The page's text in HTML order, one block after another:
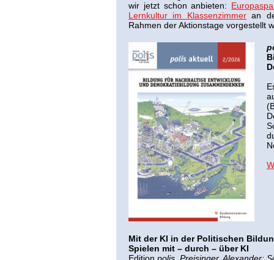
wir jetzt schon anbieten:
Lernkultur im Klassenzimmeran
Rahmen der Aktionstage vorgestellt
Mit der KI in der Politischen
Spielen mit – durch – über KI